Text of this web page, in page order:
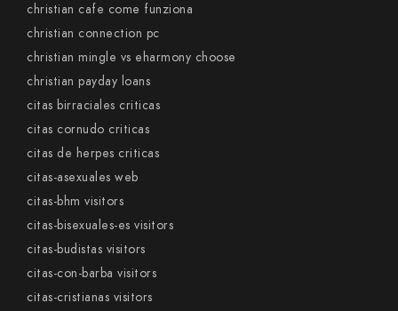
christian cafe come funziona
christian connection pc
christian mingle vs eharmony choose
christian payday loans
citas birraciales criticas
citas cornudo criticas
citas de herpes criticas
citas-asexuales web
citas-bhm visitors
citas-bisexuales-es visitors
citas-budistas visitors
citas-con-barba visitors
citas-cristianas visitors